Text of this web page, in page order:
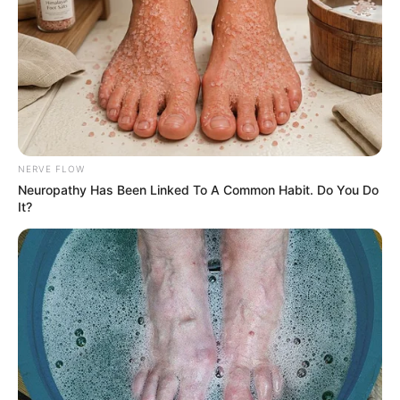
YouTube
Dikutip dariSocial Bladetahun 2024, penghasilannya perhari 32-
505 dollar atau 501 ribu-7 juta rupiah, perbulan 948-15,2 ribu
dollar atau 14 juta-238 juta rupiah dan pertahun 1,4 ribu-181,9
ribu dollar atau 21 juta-2 miliar rupiah.
Kontroversi
NERVE FLOW
Neuropathy Has Been Linked To A Common Habit. Do You Do
It?